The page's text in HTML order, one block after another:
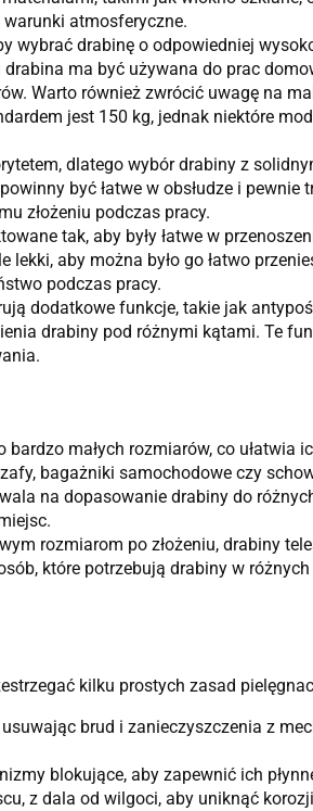
atmosferyczne.
wybrać drabinę o odpowiedniej
ma być używana do prac
Warto również zwrócić uwagę na
jest 150 kg, jednak niektóre
dlatego wybór drabiny z
być łatwe w obsłudze i pewnie
złożeniu podczas pracy.
tak, aby były łatwe w
aby można było go łatwo
podczas pracy.
dodatkowe funkcje, takie jak
drabiny pod różnymi kątami. Te
małych rozmiarów, co ułatwia
bagażniki samochodowe czy
na dopasowanie drabiny do
rozmiarom po złożeniu, drabiny
które potrzebują drabiny w
kilku prostych zasad
brud i zanieczyszczenia z
blokujące, aby zapewnić ich
z dala od wilgoci, aby uniknąć